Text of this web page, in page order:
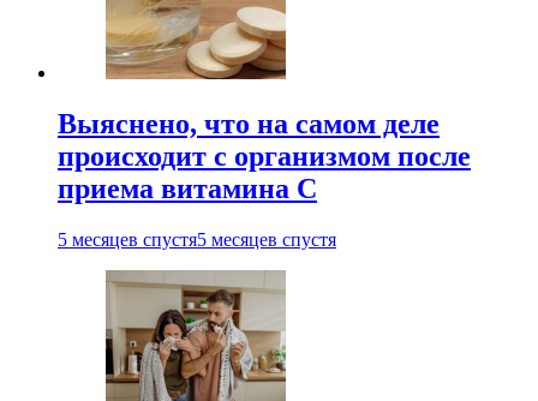
Выяснено, что на самом деле
происходит с организмом после
приема витамина С
5 месяцев спустя5 месяцев спустя